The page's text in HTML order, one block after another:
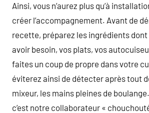
Ainsi, vous n’aurez plus qu’à
créer l’accompagnement. Avant de
recette, préparez les ingrédients dont
avoir besoin, vos plats, vos
faites un coup de propre dans votre
éviterez ainsi de détecter après tout
mixeur, les mains pleines de
c’est notre collaborateur «